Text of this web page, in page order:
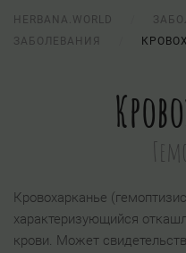
HERBANA.WORLD
ЗАБОЛЕВАНИЯ
Кровохарканье
характеризующийся
крови. Может